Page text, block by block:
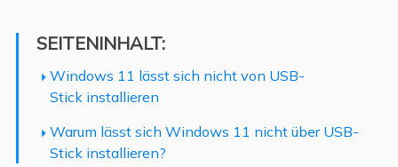
SEITENINHALT:
Windows 11 lässt sich nicht von USB-
Stick installieren
Warum lässt sich Windows 11 nicht über USB-
Stick installieren?